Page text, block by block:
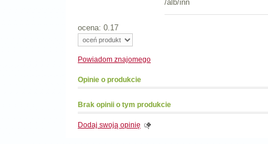
/alb/inn
ocena: 0.17
Powiadom znajomego
Opinie o produkcie
Brak opinii o tym produkcie
Dodaj swoją opinię